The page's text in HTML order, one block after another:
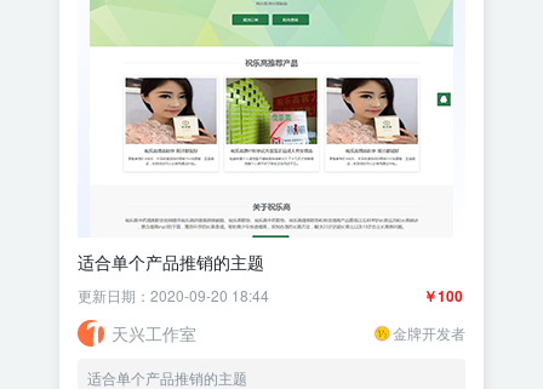
适合单个产品推销的主题
￥100
更新日期：2020-09-20 18:44
天兴工作室 金牌开发者
适合单个产品推销的主题